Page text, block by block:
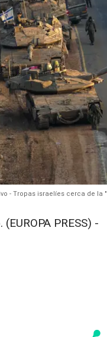
- Tropas israelíes cerca de
PRESS) -